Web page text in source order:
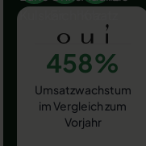
458%
Umsatzwachstum
im Vergleich zum
Vorjahr